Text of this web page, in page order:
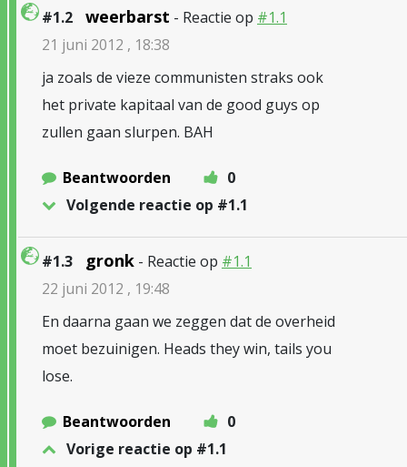
#1.2 weerbarst - Reactie op #1.1
21 juni 2012 , 18:38
ja zoals de vieze communisten straks ook
het private kapitaal van de good guys op
zullen gaan slurpen. BAH
Beantwoorden
0
Volgende reactie op #1.1
#1.3 gronk - Reactie op #1.1
22 juni 2012 , 19:48
En daarna gaan we zeggen dat de overheid
moet bezuinigen. Heads they win, tails you
lose.
Beantwoorden
0
Vorige reactie op #1.1